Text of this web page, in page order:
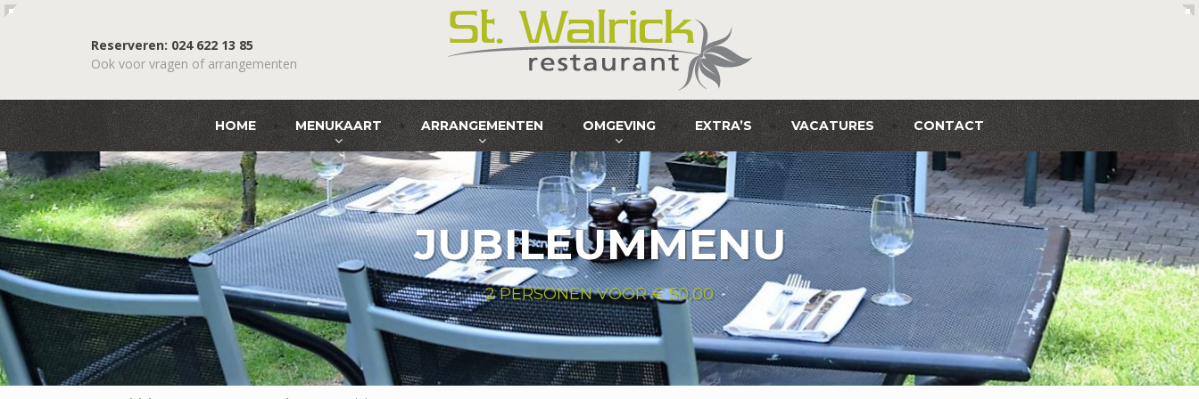
Reserveren: 024 622 13 85
Ook voor vragen of arrangementen
HOME MENUKAART ARRANGEMENTEN OMGEVING EXTRA’S VACATURES CONTACT
JUBILEUMMENU
2 PERSONEN VOOR € 50,00